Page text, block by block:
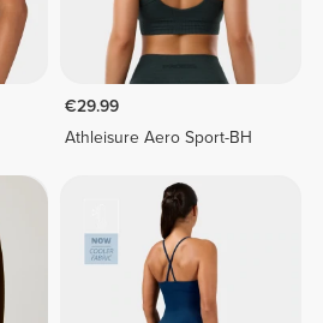
€29.99
Athleisure Aero Sport-BH